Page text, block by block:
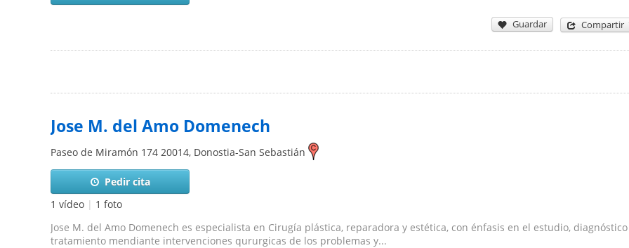
Guardar Compartir
Jose M. del Amo Domenech
Paseo de Miramón 174 20014, Donostia-San Sebastián
Pedir cita
1 vídeo | 1 foto
Jose M. del Amo Domenech es especialista en Cirugía plástica, reparadora y estética, con énfasis en el estudio,
tratamiento mendiante intervenciones qururgicas de los problemas y...